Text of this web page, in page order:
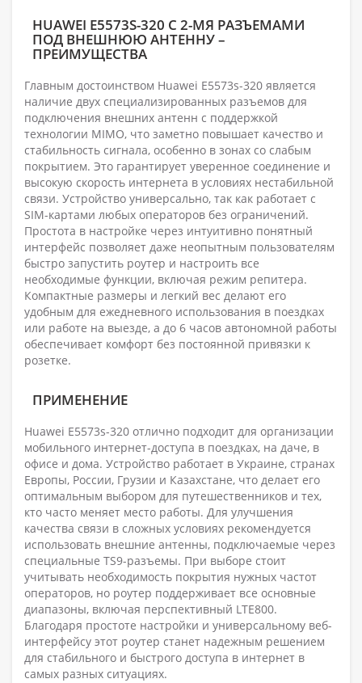
HUAWEI E5573S-320 С 2-МЯ РАЗЪЕМАМИ
ПОД ВНЕШНЮЮ АНТЕННУ –
ПРЕИМУЩЕСТВА
Главным достоинством Huawei E5573s-320 является
наличие двух специализированных разъемов для
подключения внешних антенн с поддержкой
технологии MIMO, что заметно повышает качество и
стабильность сигнала, особенно в зонах со слабым
покрытием. Это гарантирует уверенное соединение и
высокую скорость интернета в условиях нестабильной
связи. Устройство универсально, так как работает с
SIM-картами любых операторов без ограничений.
Простота в настройке через интуитивно понятный
интерфейс позволяет даже неопытным пользователям
быстро запустить роутер и настроить все
необходимые функции, включая режим репитера.
Компактные размеры и легкий вес делают его
удобным для ежедневного использования в поездках
или работе на выезде, а до 6 часов автономной работы
обеспечивает комфорт без постоянной привязки к
розетке.
ПРИМЕНЕНИЕ
Huawei E5573s-320 отлично подходит для организации
мобильного интернет-доступа в поездках, на даче, в
офисе и дома. Устройство работает в Украине, странах
Европы, России, Грузии и Казахстане, что делает его
оптимальным выбором для путешественников и тех,
кто часто меняет место работы. Для улучшения
качества связи в сложных условиях рекомендуется
использовать внешние антенны, подключаемые через
специальные TS9-разъемы. При выборе стоит
учитывать необходимость покрытия нужных частот
операторов, но роутер поддерживает все основные
диапазоны, включая перспективный LTE800.
Благодаря простоте настройки и универсальному веб-
интерфейсу этот роутер станет надежным решением
для стабильного и быстрого доступа в интернет в
самых разных ситуациях.